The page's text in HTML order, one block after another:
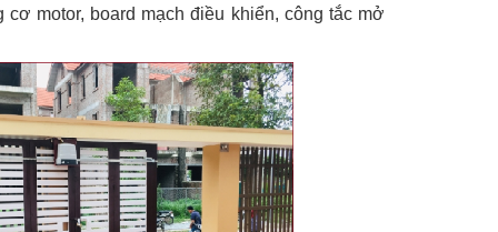
motor, board mạch điều khiển, công tắc mở